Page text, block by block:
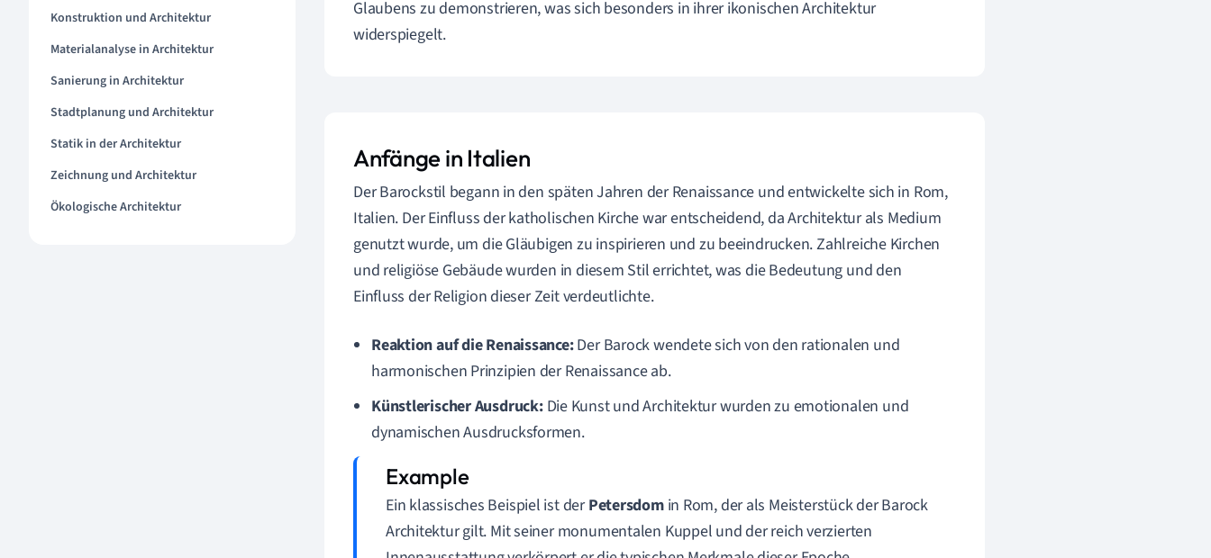
Konstruktion und Architektur
Materialanalyse in Architektur
Sanierung in Architektur
Stadtplanung und Architektur
Statik in der Architektur
Zeichnung und Architektur
Ökologische Architektur
Glaubens zu demonstrieren, was sich besonders in ihrer ikonischen Architektur
widerspiegelt.
Anfänge in Italien
Der Barockstil begann in den späten Jahren der Renaissance und entwickelte sich in Rom,
Italien. Der Einfluss der katholischen Kirche war entscheidend, da Architektur als Medium
genutzt wurde, um die Gläubigen zu inspirieren und zu beeindrucken. Zahlreiche Kirchen
und religiöse Gebäude wurden in diesem Stil errichtet, was die Bedeutung und den
Einfluss der Religion dieser Zeit verdeutlichte.
Reaktion auf die Renaissance:Der Barock wendete sich von den rationalen und
harmonischen Prinzipien der Renaissance ab.
Künstlerischer Ausdruck:Die Kunst und Architektur wurden zu emotionalen und
dynamischen Ausdrucksformen.
Ein klassisches Beispiel ist derPetersdomin Rom, der als Meisterstück der Barock
Architektur gilt. Mit seiner monumentalen Kuppel und der reich verzierten